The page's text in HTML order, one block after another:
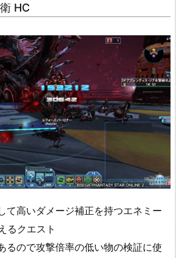
HC
て高いダメージ補正を持つエネミー
るクエスト
るので攻撃倍率の低い物の検証に使